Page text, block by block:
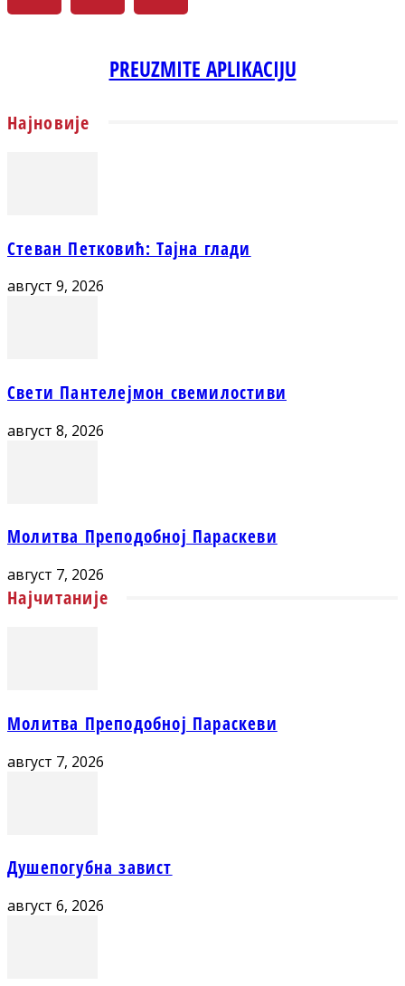
PREUZMITE APLIKACIJU
Најновије
Стеван Петковић: Тајна глади
август 9, 2026
Свети Пантелејмон свемилостиви
август 8, 2026
Молитва Преподобној Параскеви
август 7, 2026
Најчитаније
Молитва Преподобној Параскеви
август 7, 2026
Душепогубна завист
август 6, 2026